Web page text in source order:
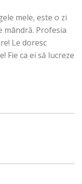
mele, este o zi
mândră. Profesia
Le doresc
Fie ca ei să lucreze